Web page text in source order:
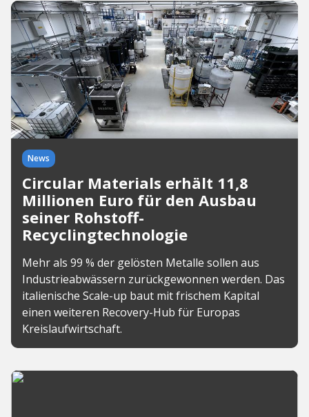
News
Circular Materials erhält 11,8
Millionen Euro für den Ausbau
seiner Rohstoff-
Recyclingtechnologie
Mehr als 99 % der gelösten Metalle sollen aus
Industrieabwässern zurückgewonnen werden. Das
italienische Scale-up baut mit frischem Kapital
einen weiteren Recovery-Hub für Europas
Kreislaufwirtschaft.